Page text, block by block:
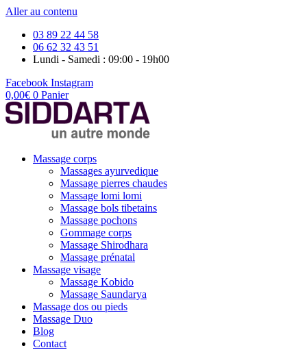
Aller au contenu
03 89 22 44 58
06 62 32 43 51
Lundi - Samedi : 09:00 - 19h00
Facebook Instagram
0,00€ 0 Panier
Massage corps
Massages ayurvedique
Massage pierres chaudes
Massage lomi lomi
Massage bols tibetains
Massage pochons
Gommage corps
Massage Shirodhara
Massage prénatal
Massage visage
Massage Kobido
Massage Saundarya
Massage dos ou pieds
Massage Duo
Blog
Contact